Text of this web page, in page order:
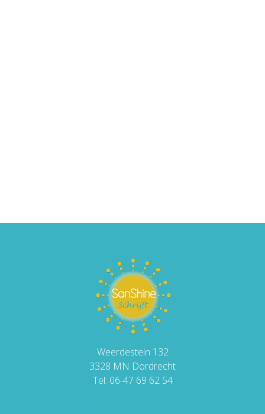
Weerdestein 132
3328 MN Dordrecht
Tel: 06-47 69 62 54